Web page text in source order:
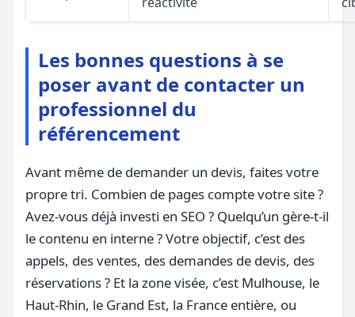
Les bonnes questions à se
poser avant de contacter un
professionnel du
référencement
Avant même de demander un devis, faites votre
propre tri. Combien de pages compte votre site ?
Avez-vous déjà investi en SEO ? Quelqu’un gère-t-il
le contenu en interne ? Votre objectif, c’est des
appels, des ventes, des demandes de devis, des
réservations ? Et la zone visée, c’est Mulhouse, le
Haut-Rhin, le Grand Est, la France entière, ou